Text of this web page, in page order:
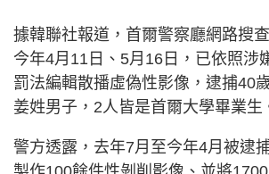
據韓聯社報道，首爾警察廳網路搜
今年4月11日、5月16日，已依照涉
罰法編輯散播虛偽性影像，逮捕40
姜姓男子，2人皆是首爾大學畢業生
警方透露，去年7月至今年4月被逮